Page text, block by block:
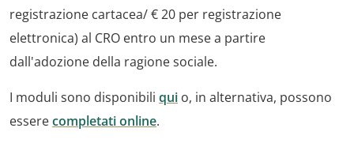
registrazione cartacea/ € 20 per registrazione
elettronica) al CRO entro un mese a partire
dall'adozione della ragione sociale.
I moduli sono disponibili qui o, in alternativa, possono
esserecompletati online.